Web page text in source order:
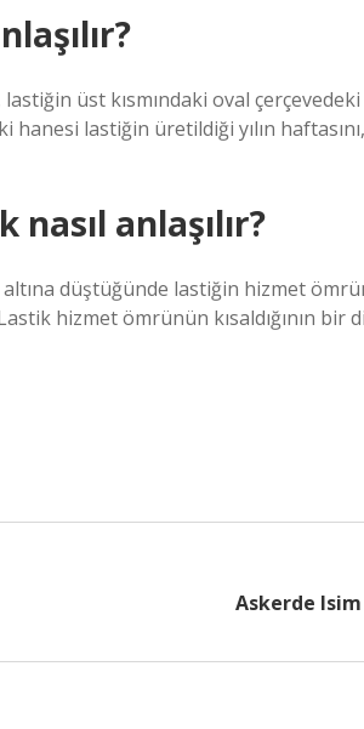
üst kısmındaki oval çerçevedeki
lastiğin üretildiği yılın
anlaşılır?
altına düştüğünde lastiğin hizmet
hizmet ömrünün kısaldığının bir
Askerde